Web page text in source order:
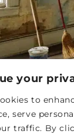
your
to
serve
traffic. By